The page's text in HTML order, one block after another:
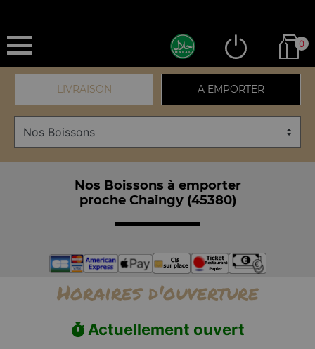
0
LIVRAISON A EMPORTER
Nos Boissons à emporter
proche Chaingy (45380)
Horaires d'ouverture
Actuellement ouvert